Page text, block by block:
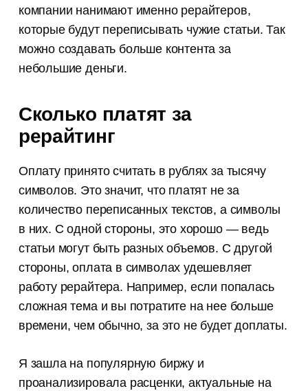
компании нанимают именно рерайтеров,
которые будут переписывать чужие статьи. Так
можно создавать больше контента за
небольшие деньги.
Сколько платят за
рерайтинг
Оплату принято считать в рублях за тысячу
символов. Это значит, что платят не за
количество переписанных текстов, а символы
в них. С одной стороны, это хорошо — ведь
статьи могут быть разных объемов. С другой
стороны, оплата в символах удешевляет
работу рерайтера. Например, если попалась
сложная тема и вы потратите на нее больше
времени, чем обычно, за это не будет доплаты.
Я зашла на популярную биржу и
проанализировала расценки, актуальные на